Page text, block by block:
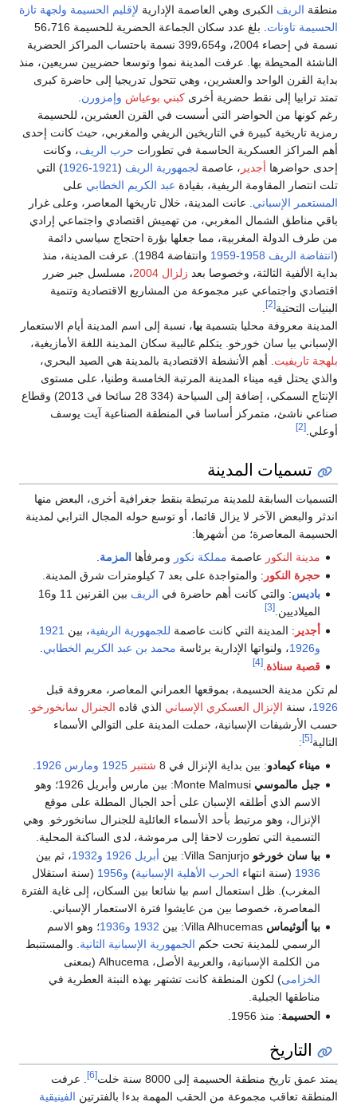
منطقة الريف الكبرى وهي العاصمة الإدارية لإقليم الحسيمة ولجهة تازة
الحسيمة تاونات
. بلغ عدد سكان الجماعة الحضرية للحسيمة 56،716
نسمة في إحصاء 2004، و399،654 نسمة باحتساب المراكز الحضرية
الناشئة المحيطة بها. عرفت المدينة نموا وتوسعا حضريين سريعين، منذ
بداية القرن الواحد والعشرين، وهي تتحول تدريجيا إلى حاضرة كبرى
تمتد ترابيا إلى نقط حضرية أخرى كبني بوعياش وإمزورن.
رغم كونها من الحواضر التي أسست في القرن العشرين، للحسيمة
رمزية تاريخية كبيرة في التاريخين الريفي والمغربي، حيث كانت إحدى
أهم المراكز العسكرية الحاسمة في تطورات حرب الريف، وكانت
إحدى حواضرها أجدير ، عاصمة لجمهورية الريف (
1921
-
1926) التي
تلت انتصار المقاومة الريفية، بقيادة عبد الكريم الخطابي على
المستعمر الإسباني. عانت المدينة، خلال تاريخها المعاصر، وعلى غرار
باقي مناطق الشمال المغربي، من تهميش اقتصادي واجتماعي إرادي
من طرف الدولة المغربية، مما جعلها بؤرة احتجاج سياسي دائمة
(انتفاضة الريف 1958-1959
وانتفاضة 1984). عرفت المدينة، منذ
بداية الألفية الثالثة، وخصوصا بعد زلزال 2004
، مسلسل جبر ضرر
اقتصادي واجتماعي عبر مجموعة من المشاريع الاقتصادية وتنمية
البنيات التحتية[2]
.
المدينة معروفة محليا بتسمية بيا، نسبة إلى اسم المدينة أيام الاستعمار
الإسباني بيا سان خورخو. يتكلم غالبية سكان المدينة اللغة الأمازيغية،
بلهجة تاريفيت. أهم الأنشطة الاقتصادية بالمدينة هي الصيد البحري،
والذي يحتل فيه ميناء المدينة المرتبة الخامسة وطنيا، على مستوى
الإنتاج السمكي، إضافة إلى السياحة (334 28 سائحا في 2013) وقطاع
صناعي ناشئ، متمركز أساسا في المنطقة الصناعية آيت يوسف
أوعلي.[2]
تسميات المدينة
التسميات السابقة للمدينة مرتبطة بنقط جغرافية أخرى، البعض منها
اندثر والبعض الآخر لا يزال قائما، أو توسع حوله المجال الترابي لمدينة
الحسيمة المعاصرة؛ من أشهرها:
مدينة النكور عاصمة مملكة نكور ومرفأها المزمة
حجرة النكور : والمتواجدة على بعد 7 كيلومترات شرق المدينة.
باديس: والتي كانت أهم حاضرة في الريف
بين القرنين 11 و16
الميلاديين.[3]
أجدير : المدينة التي كانت عاصمة للجمهورية الريفية، بين 1921
و1926
، ولنواتها الإدارية برئاسة محمد بن عبد الكريم الخطابي
قصبة سناذة.
[4]
لم تكن مدينة الحسيمة، بموقعها العمراني المعاصر، معروفة قبل
1926، سنة الإنزال العسكري الإسباني الذي قاده الجنرال سانخورخو.
حسب الأرشيفات الإسبانية، حملت المدينة على التوالي الأسماء
التالية[5]
:
ميناء كيمادو: بين بداية الإنزال في 8 شتنبر 1925 ومارس 1926
.
جبل مالموسي
Monte Malmusi: بين مارس وأبريل 1926؛ وهو
الاسم الذي أطلقه الإسبان على أحد الجبال المطلة على موقع
الإنزال، وهو مرتبط بأحد الأسماء العائلية للجنرال سانخورخو. وهي
التسمية التي تطورت لاحقا إلى مرموشة، لدى الساكنة المحلية.
بيا سان خورخو Villa Sanjurjo: بين أبريل 1926 و1932
، ثم بين
1936 (سنة انتهاء الحرب الأهلية الإسبانية) و1956
(سنة استقلال
المغرب). ظل استعمال اسم بيا شائعا بين السكان، إلى غاية الفترة
المعاصرة، خصوصا بين من عايشوا فترة الاستعمار الإسباني.
بيا ألوثيماس Villa Alhucemas: بين 1932 و1936
؛ وهو الاسم
الرسمي للمدينة تحت حكم الجمهورية الإسبانية الثانية. والمستنبط
من الكلمة الإسبانية، والعربية الأصل، Alhucema (بمعنى
الخزامى) لكون المنطقة كانت تشتهر بهذه النبتة العطرية في
مناطقها الجبلية.
الحسيمة: منذ 1956.
التاريخ
يمتد عمق تاريخ منطقة الحسيمة إلى 8000 سنة خلت [6]
. عرفت
المنطقة تعاقب مجموعة من الحقب المهمة بدءا بالفترتين الفينيقية